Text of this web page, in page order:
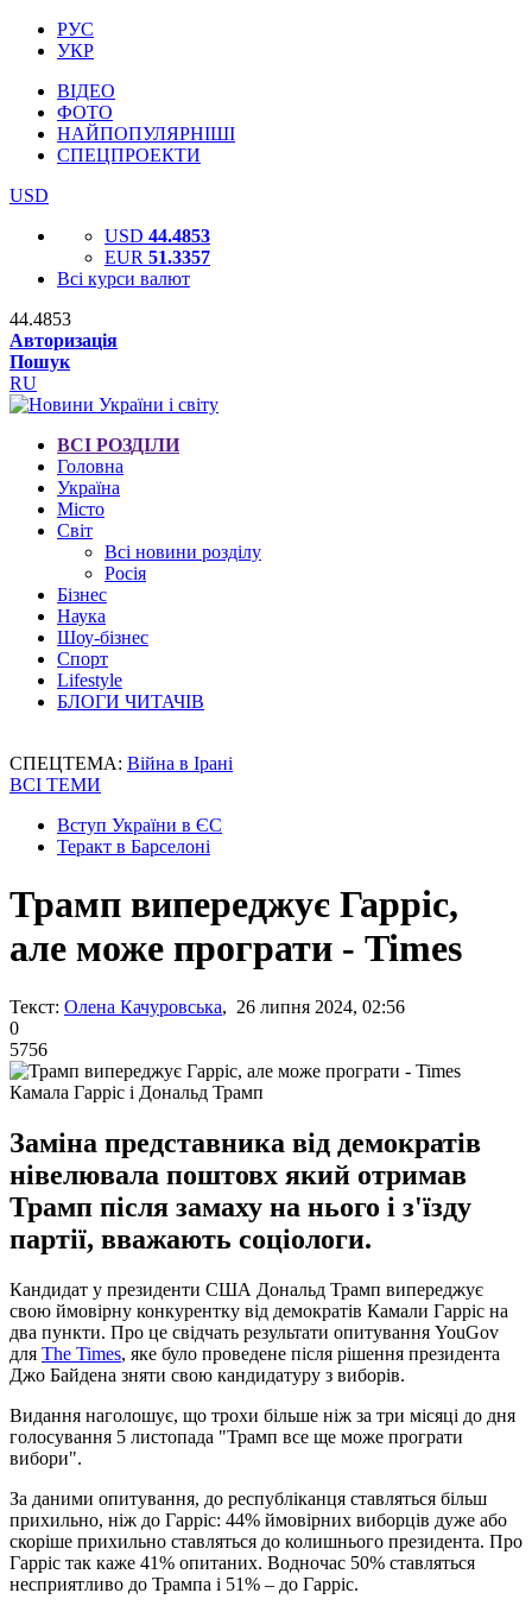
РУС
УКР
ВІДЕО
ФОТО
НАЙПОПУЛЯРНІШІ
СПЕЦПРОЕКТИ
USD
USD 44.4853
EUR 51.3357
Всі курси валют
44.4853
Авторизація
Пошук
RU
ВСІ РОЗДІЛИ
Головна
Україна
Місто
Світ
Всі новини розділу
Росія
Бізнес
Наука
Шоу-бізнес
Спорт
Lifestyle
БЛОГИ ЧИТАЧІВ
СПЕЦТЕМА: Війна в Ірані
ВСІ ТЕМИ
Вступ України в ЄС
Теракт в Барселоні
Трамп випереджує Гарріс,
але може програти - Times
Текст: Олена Качуровська, 26 липня 2024, 02:56
0
5756
Камала Гарріс і Дональд Трамп
Заміна представника від демократів
нівелювала поштовх який отримав
Трамп після замаху на нього і з'їзду
партії, вважають соціологи.
Кандидат у президенти США Дональд Трамп випереджує
свою ймовірну конкурентку від демократів Камали Гарріс на
два пункти. Про це свідчать результати опитування YouGov
для The Times, яке було проведене після рішення президента
Джо Байдена зняти свою кандидатуру з виборів.
Видання наголошує, що трохи більше ніж за три місяці до дня
голосування 5 листопада "Трамп все ще може програти
вибори".
За даними опитування, до республіканця ставляться більш
прихильно, ніж до Гарріс: 44% ймовірних виборців дуже або
скоріше прихильно ставляться до колишнього президента. Про
Гарріс так каже 41% опитаних. Водночас 50% ставляться
несприятливо до Трампа і 51% – до Гарріс.